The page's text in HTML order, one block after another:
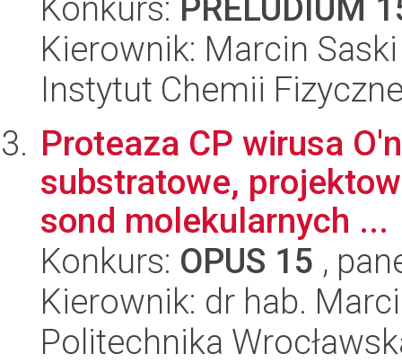
Konkurs: PRELUDIUM
Kierownik: Marcin Saski
Instytut Chemii
Proteaza CP wirusa
substratowe,
sond molekularnych ...
Konkurs: OPUS 15 ,
Kierownik: dr hab.
Politechnika